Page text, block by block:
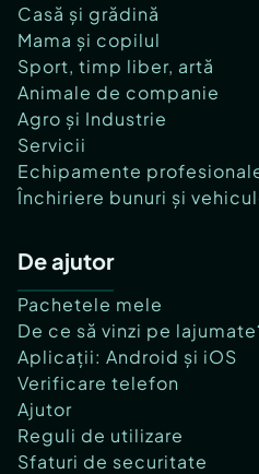
Casă și grădină
Mama și copilul
Sport, timp liber, artă
Animale de companie
Agro și Industrie
Servicii
Echipamente
Închiriere bunuri și
De ajutor
Pachetele mele
De ce să vinzi pe
Aplicații: Android și iOS
Verificare telefon
Ajutor
Reguli de utilizare
Sfaturi de securitate